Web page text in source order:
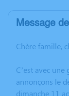
Message
Chère famille,
C’est avec
annonçons le
dimanche 11